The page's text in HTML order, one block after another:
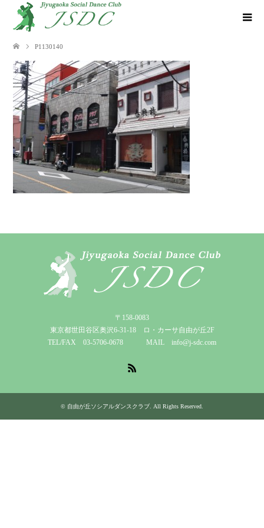
P1130140
〒158-0083
東京都世田谷区奥沢6-31-18 ロ・カーサ自由が丘2F
TEL/FAX 03-5706-0678 MAIL info@j-sdc.com
© 自由が丘ソシアルダンスクラブ. All Rights Reserved.